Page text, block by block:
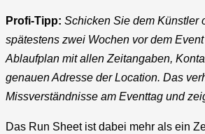
Profi-Tipp: Schicken Sie dem Künstler
spätestens zwei Wochen vor dem
Ablaufplan mit allen Zeitangaben,
genauen Adresse der Location. Das
Missverständnisse am Eventtag und
Das Run Sheet ist dabei mehr als ein